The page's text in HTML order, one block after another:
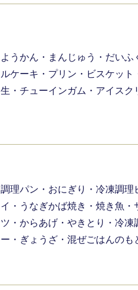
ようかん・まんじゅう・だい
ルケーキ・プリン・ビスケッ
生・チューインガム・アイス
調理パン・おにぎり・冷凍調
イ・うなぎかば焼き・焼き魚
ツ・からあげ・やきとり・冷
ー・ぎょうざ・混ぜごはんのも